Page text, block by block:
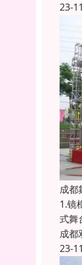
23-
成都
1.镜
式舞
成都
23-